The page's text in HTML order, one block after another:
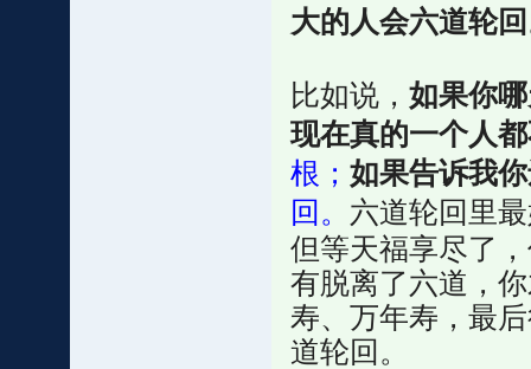
大的人会六道轮
比如说， 如果你
现在真的一个人
根； 如果告诉我
回。 六道轮回里
但等天福享尽了
有脱离了六道，
寿、万年寿，最
道轮回。